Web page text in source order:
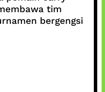
tim
bergengsi